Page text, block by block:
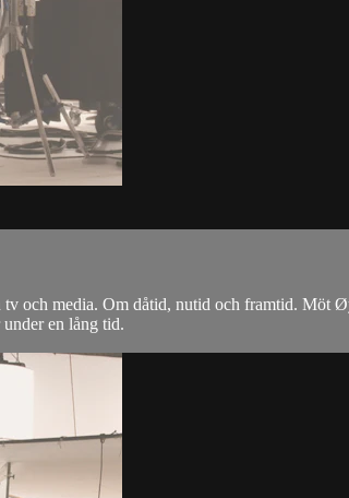
och media. Om dåtid, nutid och framtid.
en lång tid.